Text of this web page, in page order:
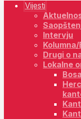
Vijesti
Intervju
Drugi o
Lokalne